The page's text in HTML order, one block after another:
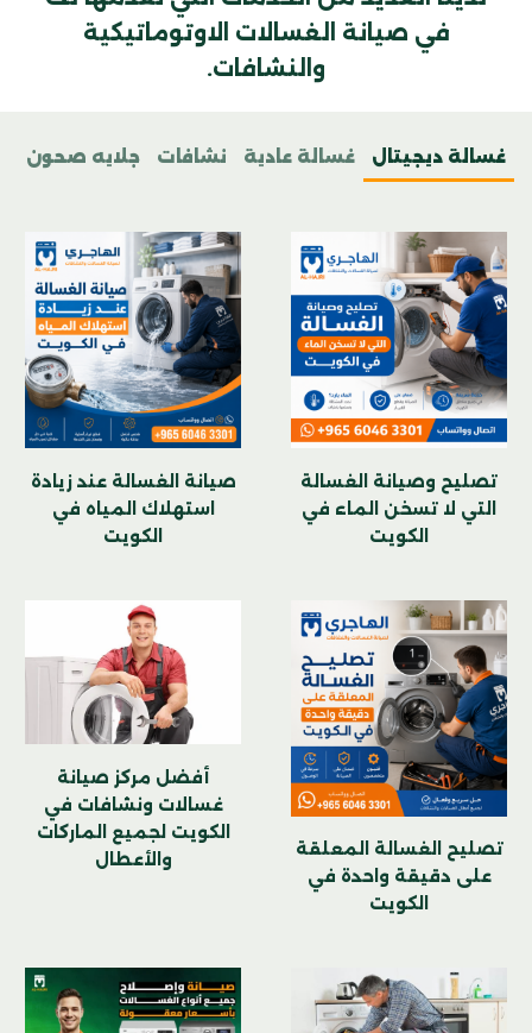
في صيانة الغسالات الاوتوماتيكية
والنشافات.
غسالة ديجيتال غسالة عادية نشافات جلايه صحون
تصليح وصيانة الغسالة
التي لا تسخن الماء في
الكويت
صيانة الغسالة عند زيادة
استهلاك المياه في
الكويت
تصليح الغسالة المعلقة
على دقيقة واحدة في
الكويت
أفضل مركز صيانة
غسالات ونشافات في
الكويت لجميع الماركات
والأعطال